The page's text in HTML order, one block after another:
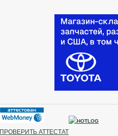
ПРОВЕРИТЬ АТТЕСТАТ